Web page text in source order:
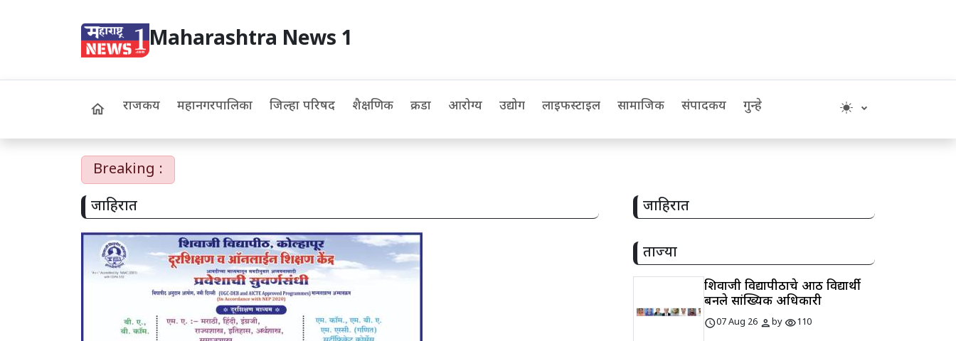
Maharashtra News 1
home राजकीय महानगरपालिका जिल्हा परिषद शैक्षणिक क्रीडा आरोग्य उद्योग लाइफस्टाइल सामाजिक संपादकीय गुन्हे
Breaking :
जाहिरात
जाहिरात
ताज्या
शिवाजी विद्यापीठाचे आठ विद्यार्थी
बनले सांख्यिकी अधिकारी
schedule07 Aug 26 personbyvisibility110